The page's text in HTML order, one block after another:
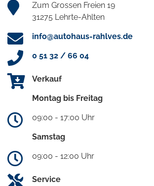
Zum Grossen Freien 19
31275 Lehrte-Ahlten
info@autohaus-rahlves.de
0 51 32 / 66 04
Verkauf
Montag bis Freitag
09:00 - 17:00 Uhr
Samstag
09:00 - 12:00 Uhr
Service